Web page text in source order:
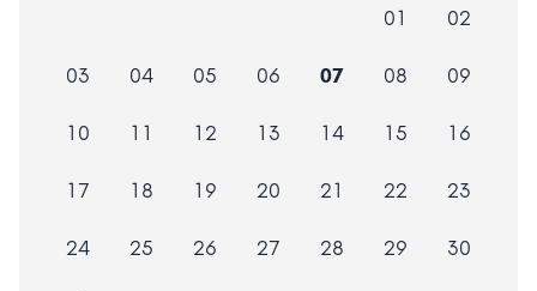
01 02
03 04 05 06 07 08 09
10 11 12 13 14 15 16
17 18 19 20 21 22 23
24 25 26 27 28 29 30